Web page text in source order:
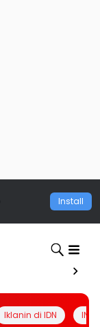
Install
Iklanin di IDN